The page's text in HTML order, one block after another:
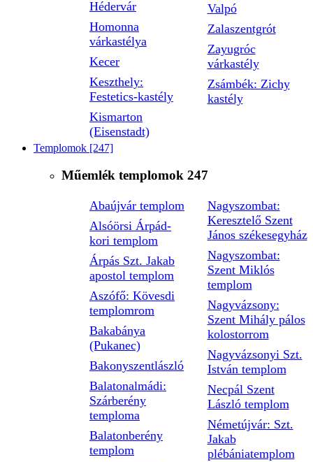
Hédervár
Homonna
várkastélya
Kecer
Keszthely:
Festetics-kastély
Kismarton
(Eisenstadt)
Valpó
Zalaszentgrót
Zayugróc
várkastély
Zsámbék: Zichy
kastély
Templomok [247]
Műemlék templomok 247
Abaújvár templom
Alsóörsi Árpád-
kori templom
Árpás Szt. Jakab
apostol templom
Aszófő: Kövesdi
templomrom
Bakabánya
(Pukanec)
Bakonyszentlászló
Balatonalmádi:
Szárberény
temploma
Balatonberény
templom
Nagyszombat:
Keresztelő Szent
János székesegyház
Nagyszombat:
Szent Miklós
templom
Nagyvázsony:
Szent Mihály pálos
kolostorrom
Nagyvázsonyi Szt.
István templom
Necpál Szent
László templom
Németújvár: Szt.
Jakab
plébániatemplom